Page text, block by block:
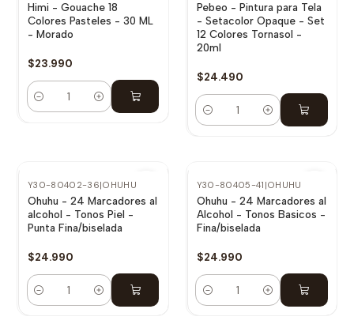
Himi - Gouache 18
Colores Pasteles - 30 ML
- Morado
$23.990
Cantidad
Pebeo - Pintura para Tela
- Setacolor Opaque - Set
12 Colores Tornasol -
20ml
$24.490
Cantidad
Y30-80402-36|OHUHU
Ohuhu - 24 Marcadores al
alcohol - Tonos Piel -
Punta Fina/biselada
$24.990
Cantidad
Y30-80405-41 |OHUHU
Ohuhu - 24 Marcadores al
Alcohol - Tonos Basicos -
Fina/biselada
$24.990
Cantidad